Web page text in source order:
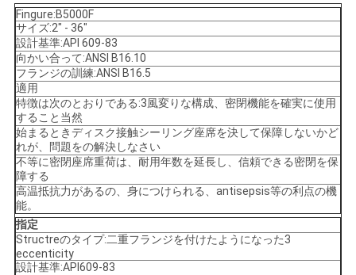
引
用
を
要
求
し
な
さ
Fingure:B5000F
サイズ:2" - 36"
設計基準:API 609-83
向かい合って:ANSI B16.10
フランジの訓練:ANSI B16.5
適用
特徴は次のとおりである:3風変りな構成、密閉機能を確実に使用
すること当然
始まるときディスク接触シーリング座席を決して保障しないかど
れが、問題をの解決しなさい
不等に密閉座席重荷は、耐用年数を延長し、信頼できる密閉を保
障する
高温抵抗力があるの、身につけられる、antisepsis等の利点の機
能。
指定
Structreのタイプ:二重フランジを付けたようになった3
eccenticity
設計基準:API609-83